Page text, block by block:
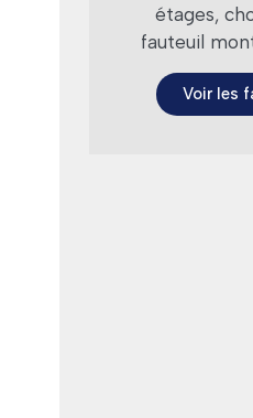
étages,
fauteuil
Voir les